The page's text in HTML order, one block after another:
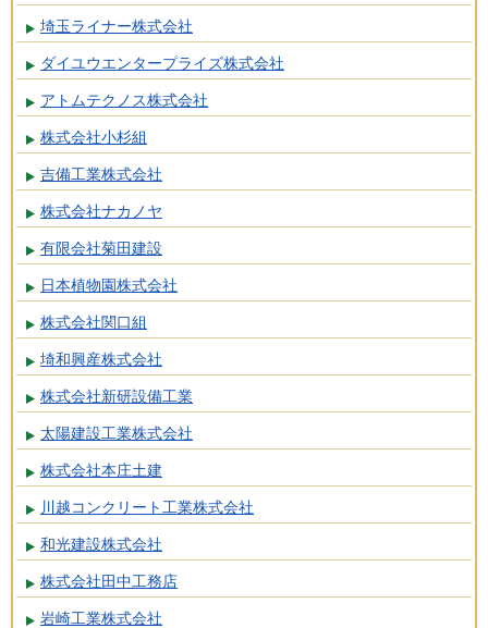
埼玉ライナー株式会社
ダイユウエンタープライズ株式会社
アトムテクノス株式会社
株式会社小杉組
吉備工業株式会社
株式会社ナカノヤ
有限会社菊田建設
日本植物園株式会社
株式会社関口組
埼和興産株式会社
株式会社新研設備工業
太陽建設工業株式会社
株式会社本庄土建
川越コンクリート工業株式会社
和光建設株式会社
株式会社田中工務店
岩崎工業株式会社